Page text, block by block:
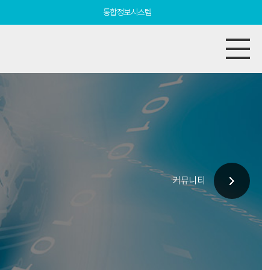
통합정보시스템
커뮤니티